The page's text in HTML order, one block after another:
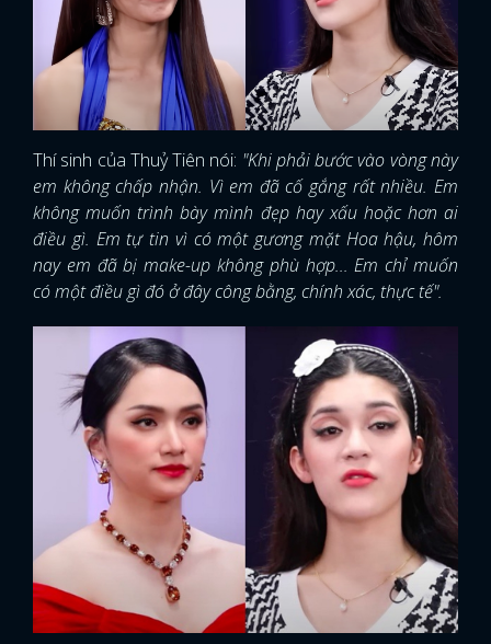
Thí sinh của Thuỷ Tiên nói: "Khi phải bước vào vòng này
em không chấp nhận. Vì em đã cố gắng rất nhiều. Em
không muốn trình bày mình đẹp hay xấu hoặc hơn ai
điều gì. Em tự tin vì có một gương mặt Hoa hậu, hôm
nay em đã bị make-up không phù hợp... Em chỉ muốn
có một điều gì đó ở đây công bằng, chính xác, thực tế".